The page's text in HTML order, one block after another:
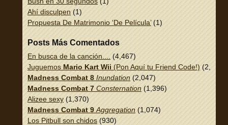
Ahí disculpen (1)
Propuesta De Matrimonio ‘De Película’(1)
Posts Más Comentados
En busca de la canción....
(4,467)
Juguemos Mario Kart Wii (Pon Aquí tu Friend Code!) (2,337)
Madness Combat 8 Inundation (2,047)
Madness Combat 7 Consternation (1,396)
Alizee sexy (1,370)
Madness Combat 9 Aggregation (1,074)
Los Pitbull son chidos (930)